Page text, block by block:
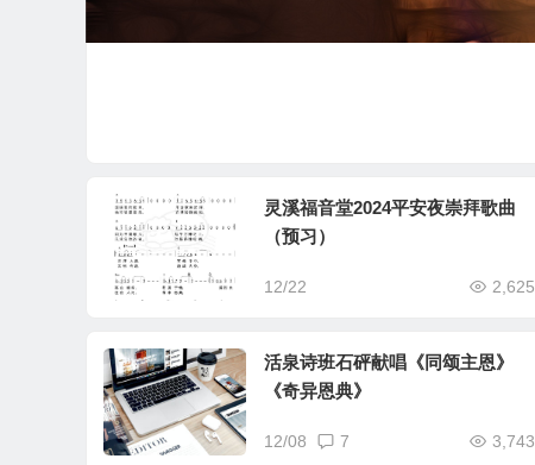
灵溪福音堂2024平安夜崇拜歌曲
（预习）
12/22 2,625
活泉诗班石砰献唱《同颂主恩》
《奇异恩典》
12/08 7 3,743